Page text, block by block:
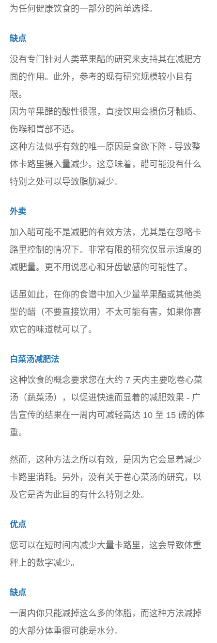
为任何健康饮食的一部分的简单选择。
缺点
没有专门针对人类苹果醋的研究来支持其在减肥方
面的作用。此外，参考的现有研究规模较小且有
限。
因为苹果醋的酸性很强，直接饮用会损伤牙釉质、
伤喉和胃部不适。
这种方法似乎有效的唯一原因是食欲下降 - 导致整
体卡路里摄入量减少。这意味着，醋可能没有什么
特别之处可以导致脂肪减少。
外卖
加入醋可能不是减肥的有效方法，尤其是在忽略卡
路里控制的情况下。非常有限的研究仅显示适度的
减肥量。更不用说恶心和牙齿敏感的可能性了。
话虽如此，在你的食谱中加入少量苹果醋或其他类
型的醋（不要直接饮用）不太可能有害，如果你喜
欢它的味道就可以了。
白菜汤减肥法
这种饮食的概念要求您在大约 7 天内主要吃卷心菜
汤（蔬菜汤），以促进快速而显着的减肥效果 - 广
告宣传的结果在一周内可减轻高达 10 至 15 磅的体
重。
然而，这种方法之所以有效，是因为它会显着减少
卡路里消耗。另外，没有关于卷心菜汤的研究，以
及它是否为此目的有什么特别之处。
优点
您可以在短时间内减少大量卡路里，这会导致体重
秤上的数字减少。
缺点
一周内你只能减掉这么多的体脂，而这种方法减掉
的大部分体重很可能是水分。